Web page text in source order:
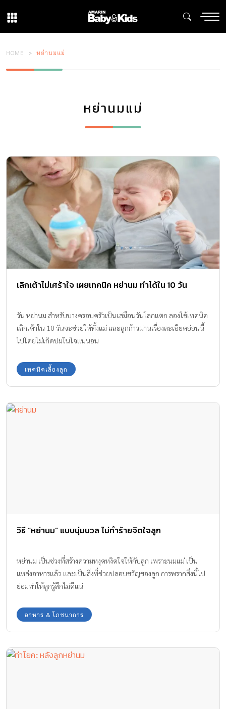
HOME หย่านมแม่
หย่านมแม่
เลิกเต้าไม่เศร้าใจ เผยเทคนิค หย่านม ทำได้ใน 10 วัน
วัน หย่านม สำหรับบางครอบครัวเป็นเสมือนวันโลกแตก ลองใช้เทคนิค
เลิกเต้าใน 10 วันจะช่วยให้ทั้งแม่ และลูกก้าวผ่านเรื่องละเอียดอ่อนนี้
ไปโดยไม่เกิดปมในใจแน่นอน
เทคนิคเลี้ยงลูก
วิธี “หย่านม” แบบนุ่มนวล ไม่ทำร้ายจิตใจลูก
หย่านม เป็นช่วงที่สร้างความหงุดหงิดใจให้กับลูก เพราะนมแม่ เป็น
แหล่งอาหารแล้ว และเป็นสิ่งที่ช่วยปลอบขวัญของลูก การพรากสิ่งนี้ไป
ย่อมทำให้ลูกรู้สึกไม่ดีแน่
อาหาร & โภชนาการ